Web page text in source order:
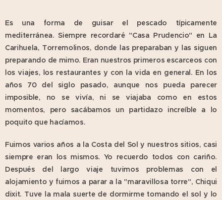
Es una forma de guisar el pescado típicamente
mediterránea. Siempre recordaré "Casa Prudencio" en La
Carihuela, Torremolinos, donde las preparaban y las siguen
preparando de mimo. Eran nuestros primeros escarceos con
los viajes, los restaurantes y con la vida en general. En los
años 70 del siglo pasado, aunque nos pueda parecer
imposible, no se vivía, ni se viajaba como en estos
momentos, pero sacábamos un partidazo increíble a lo
poquito que hacíamos.
Fuimos varios años a la Costa del Sol y nuestros sitios, casi
siempre eran los mismos. Yo recuerdo todos con cariño.
Después del largo viaje tuvimos problemas con el
alojamiento y fuimos a parar a la "maravillosa torre", Chiqui
dixit. Tuve la mala suerte de dormirme tomando el sol y lo